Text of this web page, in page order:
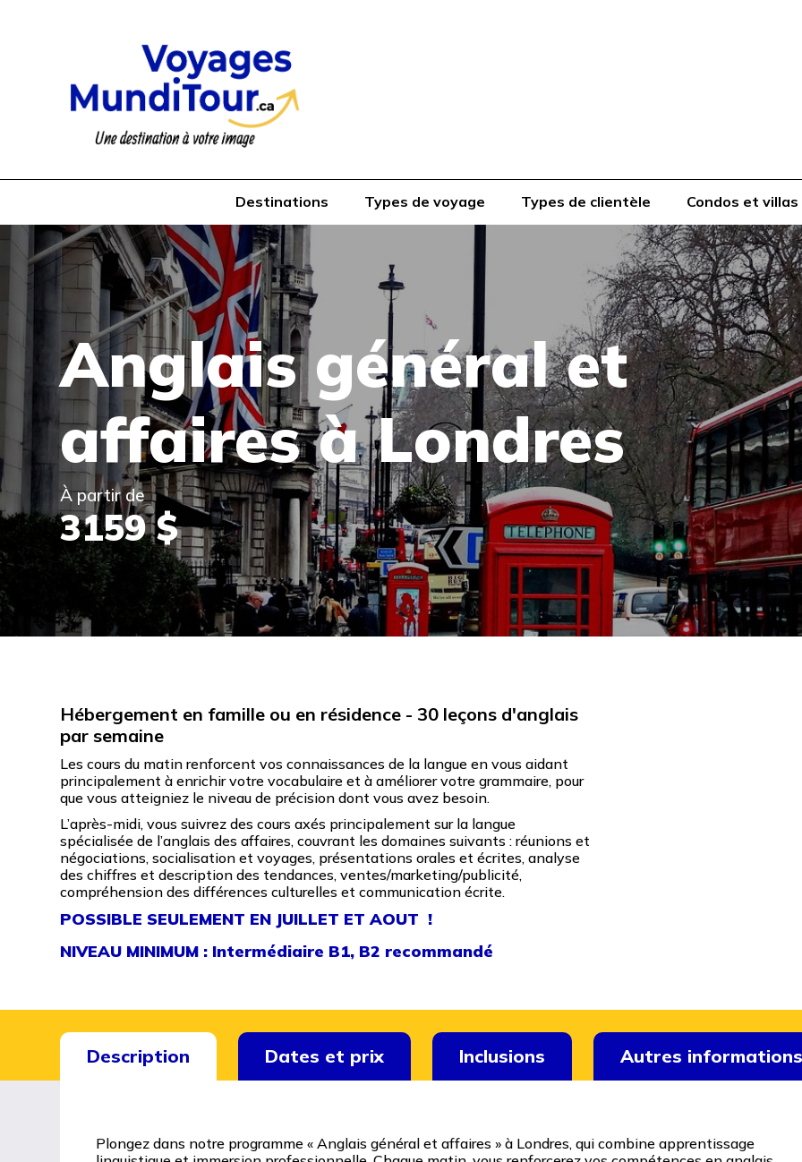
Destinations Types de voyage Types de clientèle Condos et villas
Anglais général et
affaires à Londres
À partir de
3159 $
Hébergement en famille ou en résidence - 30 leçons d'anglais
par semaine
Les cours du matin renforcent vos connaissances de la langue en vous aidant
principalement à enrichir votre vocabulaire et à améliorer votre grammaire, pour
que vous atteigniez le niveau de précision dont vous avez besoin.
L’après-midi, vous suivrez des cours axés principalement sur la langue
spécialisée de l’anglais des affaires, couvrant les domaines suivants : réunions et
négociations, socialisation et voyages, présentations orales et écrites, analyse
des chiffres et description des tendances, ventes/marketing/publicité,
compréhension des différences culturelles et communication écrite.
POSSIBLE SEULEMENT EN JUILLET ET AOUT !
NIVEAU MINIMUM : Intermédiaire B1, B2 recommandé
Description Dates et prix Inclusions Autres
Plongez dans notre programme « Anglais général et affaires » à Londres, qui combine apprentissage